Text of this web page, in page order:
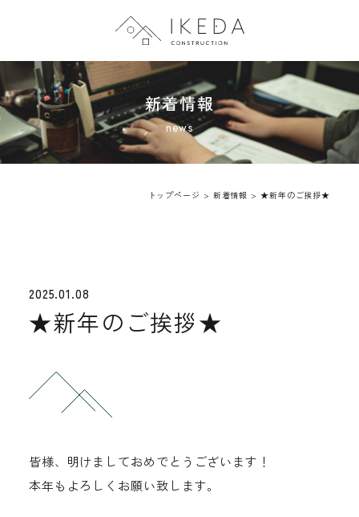
トップページ
会社案内
tel.0261-75-2433
新着情報
トップページ > 新着情報 > ★新年のご挨拶★
2025.01.08
★新年のご挨拶★
皆様、明けましておめでとうございます！
本年もよろしくお願い致します。